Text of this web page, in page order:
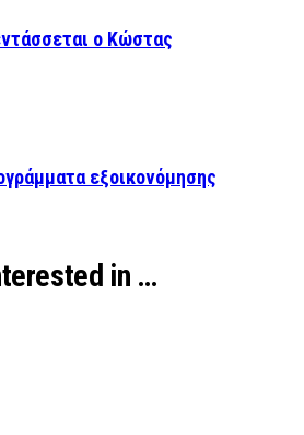
ο Κώστας
εξοικονόμησης
in …